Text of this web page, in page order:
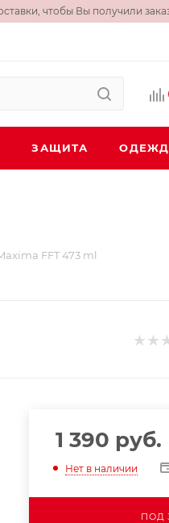
чтобы Вы получили
ЗАЩИТА
FFT 473 ml
1 390 руб.
Нет в наличии
ПОД